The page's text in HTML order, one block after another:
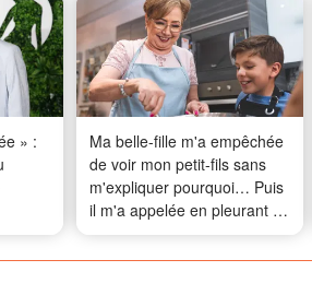
» :
Ma belle-fille m'a empêchée
de voir mon petit-fils sans
m'expliquer pourquoi… Puis
il m'a appelée en pleurant et
m'a murmuré des mots qui
m'ont glacé le cœur